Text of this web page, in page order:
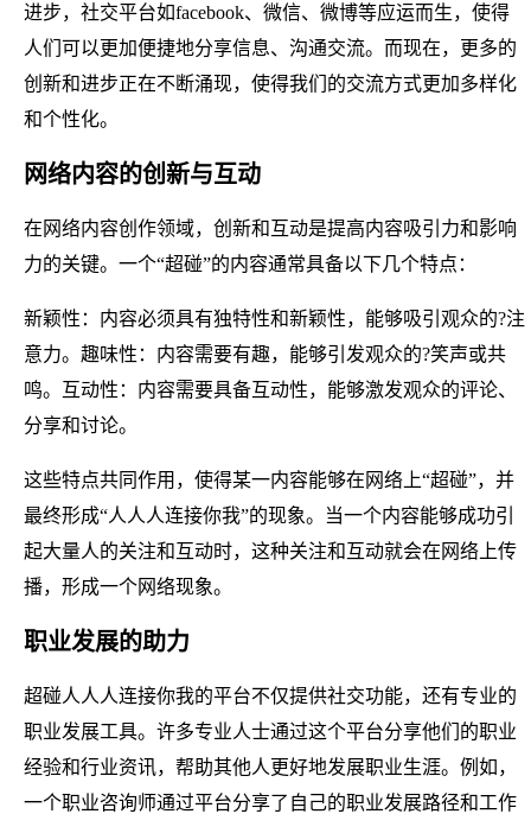
进步，社交平台如facebook、微信、微博等应运而生，使得
人们可以更加便捷地分享信息、沟通交流。而现在，更多的
创新和进步正在不断涌现，使得我们的交流方式更加多样化
和个性化。
网络内容的创新与互动
在网络内容创作领域，创新和互动是提高内容吸引力和影响
力的关键。一个“超碰”的内容通常具备以下几个特点：
新颖性：内容必须具有独特性和新颖性，能够吸引观众的?注
意力。趣味性：内容需要有趣，能够引发观众的?笑声或共
鸣。互动性：内容需要具备互动性，能够激发观众的评论、
分享和讨论。
这些特点共同作用，使得某一内容能够在网络上“超碰”，并
最终形成“人人人连接你我”的现象。当一个内容能够成功引
起大量人的关注和互动时，这种关注和互动就会在网络上传
播，形成一个网络现象。
职业发展的助力
超碰人人人连接你我的平台不仅提供社交功能，还有专业的
职业发展工具。许多专业人士通过这个平台分享他们的职业
经验和行业资讯，帮助其他人更好地发展职业生涯。例如，
一个职业咨询师通过平台分享了自己的职业发展路径和工作